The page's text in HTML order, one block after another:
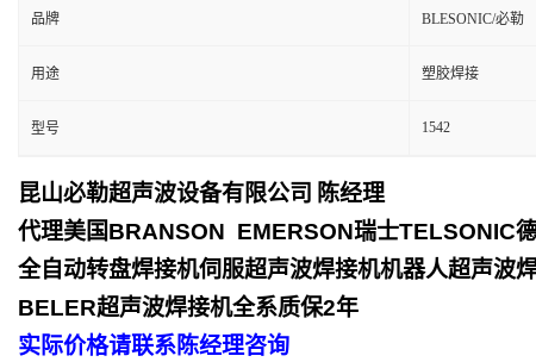
品牌 BLESONIC/必勒
用途 塑胶焊接
型号 1542
昆山必勒超声波设备有限公司 陈经理
代理美国BRANSON EMERSON瑞士TELSONIC
全自动转盘焊接机伺服超声波焊接机机器人超声波
BELER超声波焊接机全系质保2年
实际价格请联系陈经理咨询